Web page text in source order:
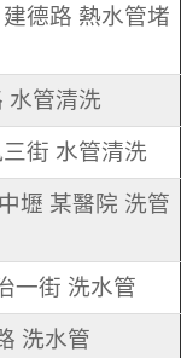
德路 熱水管堵
水管清洗
街 水管清洗
壢 某醫院 洗管
一街 洗水管
洗水管